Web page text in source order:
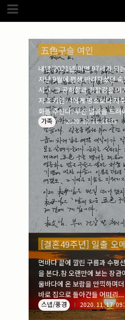
Category
(5989)
(1192)
노르웨이 (33)
뉴질랜드(18)
(44)
(20)
(75)
(52)
미국_캐나다(105)
발칸7국
(305)
스웨덴
(8)
스페인
(193)
(170)
(17)
(32)
(14)
(38)
(2217)
크로즈업
(1140)
(170)
성당_성지(89)
故최규동(7)
(606)
(267)
사진전시회(24)
(184)
졸업50(57)
(94)
五色구슬 여인
내년(2021년)이면 97세가 되
지난 9월에 평생 반려자셨던
시고, 그 공허함과 허탈감을 이
지 조카인 나에게 평소보다 자
화를 주신다. 무슨 말씀을 드려
간을 채워드릴 수 있으랴만, 짧
를 몇 장의 사진 속에 담아 보
가족 2020. 12. 16. 11:35
[결혼49주년] 일출 오
먼바다 끝에 깔린 구름과 수평
을 본다.참 오랜만에 보는 장관
울바다에 온 보람을 만끽하며
바로 집으로 돌아간들 어떠리
스넵/풍경 2020. 11. 17.